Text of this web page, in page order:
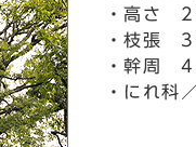
・高
・枝張
・幹周
・にれ科